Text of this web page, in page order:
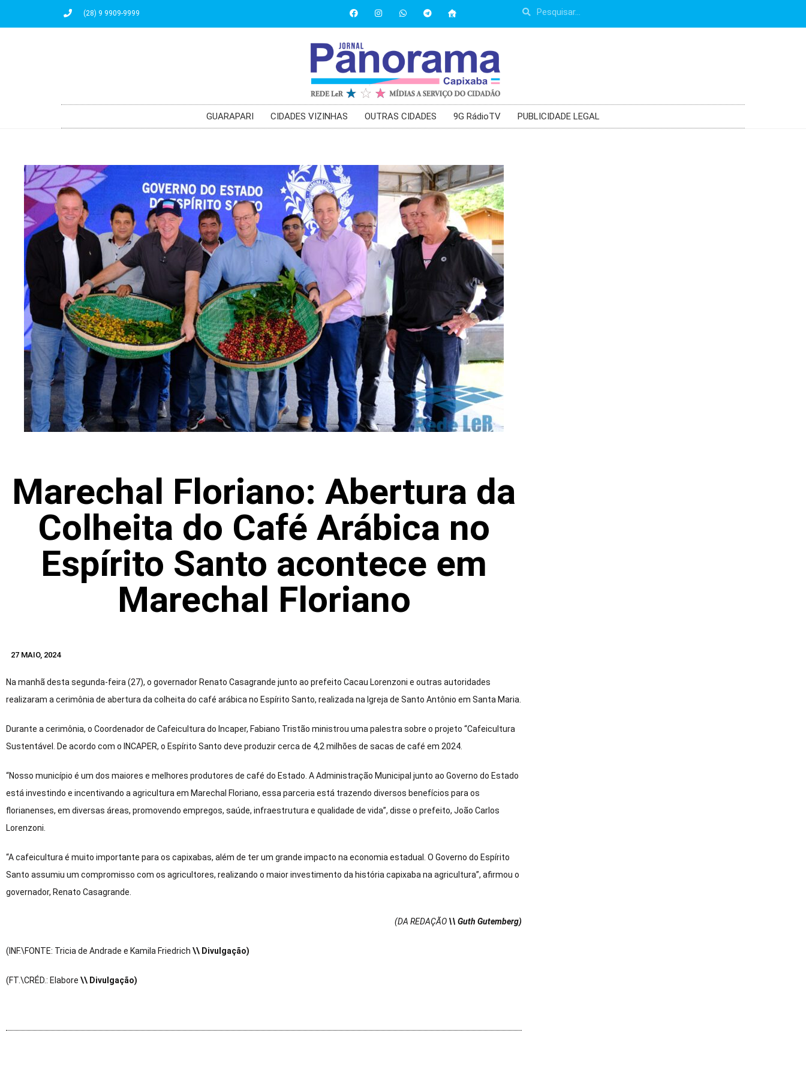
(28) 9 9909-9999
GUARAPARI CIDADES VIZINHAS OUTRAS CIDADES 9G RádioTV PUBLICIDADE LEGAL
Marechal Floriano: Abertura da
Colheita do Café Arábica no
Espírito Santo acontece em
Marechal Floriano
27 MAIO, 2024
Na manhã desta segunda-feira (27), o governador Renato Casagrande junto ao prefeito Cacau Lorenzoni e outras autoridades
realizaram a cerimônia de abertura da colheita do café arábica no Espírito Santo, realizada na Igreja de Santo Antônio em Santa Maria.
Durante a cerimônia, o Coordenador de Cafeicultura do Incaper, Fabiano Tristão ministrou uma palestra sobre o projeto “Cafeicultura
Sustentável. De acordo com o INCAPER, o Espírito Santo deve produzir cerca de 4,2 milhões de sacas de café em 2024.
“Nosso município é um dos maiores e melhores produtores de café do Estado. A Administração Municipal junto ao Governo do Estado
está investindo e incentivando a agricultura em Marechal Floriano, essa parceria está trazendo diversos benefícios para os
florianenses, em diversas áreas, promovendo empregos, saúde, infraestrutura e qualidade de vida”, disse o prefeito, João Carlos
Lorenzoni.
“A cafeicultura é muito importante para os capixabas, além de ter um grande impacto na economia estadual. O Governo do Espírito
Santo assumiu um compromisso com os agricultores, realizando o maior investimento da história capixaba na agricultura”, afirmou o
governador, Renato Casagrande.
(DA REDAÇÃO \\ Guth Gutemberg)
(INF.\FONTE: Tricia de Andrade e Kamila Friedrich \\ Divulgação)
(FT.\CRÉD.: Elabore \\ Divulgação)